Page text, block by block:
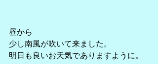
昼から
少し南風が吹いて来ました。
明日も良いお天気でありますように。